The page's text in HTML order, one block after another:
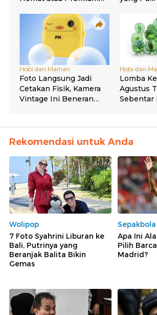
Rekomendasi untuk Anda
Wolipop
7 Foto Syahrini Liburan ke
Bali, Putrinya yang
Beranjak Balita Bikin
Gemas
Sepakbola
Apa Ini
Pilih
Madrid?